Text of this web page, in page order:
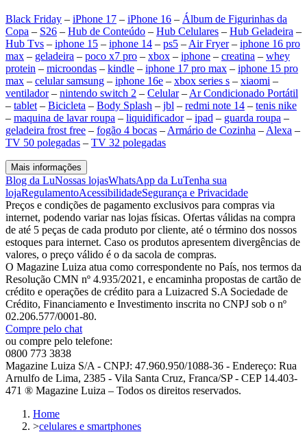
Black Friday – iPhone 17 – iPhone 16 – Álbum de Figurinhas da
Copa – S26 – Hub de Conteúdo – Hub Celulares – Hub Geladeira –
Hub Tvs – iphone 15 – iphone 14 – ps5 – Air Fryer– iphone 16 pro
max – geladeira – poco x7 pro – xbox – iphone – creatina – whey
protein – microondas – kindle – iphone 17 pro max – iphone 15 pro
max – celular samsung – iphone 16e – xbox series s – xiaomi –
ventilador– nintendo switch 2 – Celular– Ar Condicionado Portátil
– tablet – Bicicleta – Body Splash – jbl – redmi note 14 – tenis nike
– maquina de lavar roupa – liquidificador– ipad – guarda roupa –
geladeira frost free – fogão 4 bocas – Armário de Cozinha – Alexa –
TV 50 polegadas – TV 32 polegadas
Mais informações
Blog da LuNossas lojasWhatsApp da LuTenha sua
lojaRegulamentoAcessibilidadeSegurança e Privacidade
Preços e condições de pagamento exclusivos para compras via
internet, podendo variar nas lojas físicas. Ofertas válidas na compra
de até 5 peças de cada produto por cliente, até o término dos nossos
estoques para internet. Caso os produtos apresentem divergências de
valores, o preço válido é o da sacola de compras.
O Magazine Luiza atua como correspondente no País, nos termos da
Resolução CMN nº 4.935/2021, e encaminha propostas de cartão de
crédito e operações de crédito para a Luizacred S.A Sociedade de
Crédito, Financiamento e Investimento inscrita no CNPJ sob o nº
02.206.577/0001-80.
Compre pelo chat
ou compre pelo telefone:
0800 773 3838
Magazine Luiza S/A - CNPJ: 47.960.950/1088-36 - Endereço: Rua
Arnulfo de Lima, 2385 - Vila Santa Cruz, Franca/SP - CEP 14.403-
471 ® Magazine Luiza – Todos os direitos reservados.
Home
>celulares e smartphones